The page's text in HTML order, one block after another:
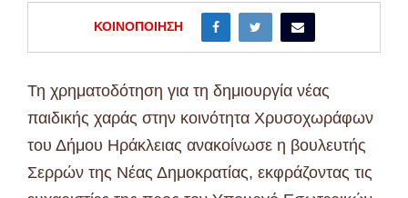
ΚΟΙΝΟΠΟΊΗΣΗ
Τη χρηματοδότηση για τη δημιουργία νέας
παιδικής χαράς στην κοινότητα Χρυσοχωράφων
του Δήμου Ηράκλειας ανακοίνωσε η βουλευτής
Σερρών της Νέας Δημοκρατίας, εκφράζοντας τις